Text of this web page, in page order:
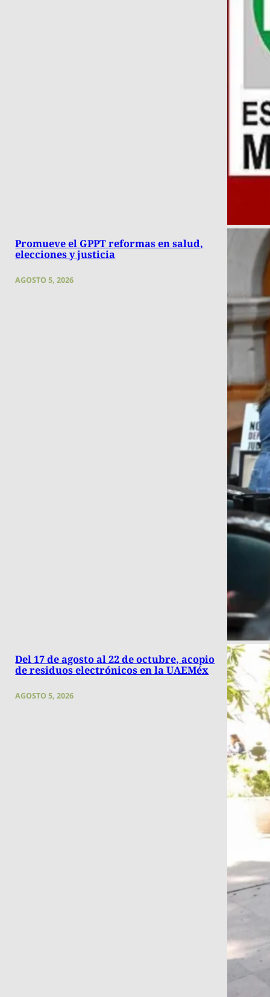
Promueve el GPPT reformas en salud,
elecciones y justicia
AGOSTO 5, 2026
Del 17 de agosto al 22 de octubre, acopio
de residuos electrónicos en la UAEMéx
AGOSTO 5, 2026